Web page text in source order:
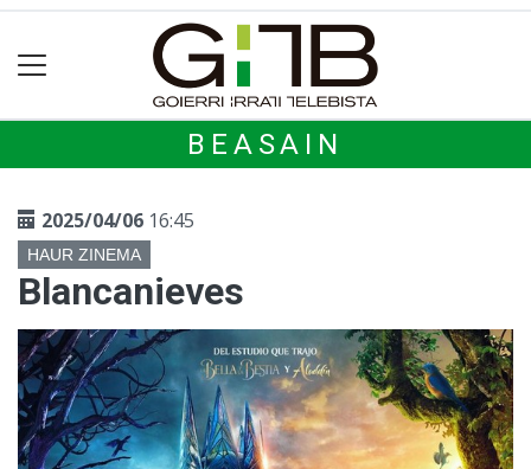
BEASAIN
2025/04/06 16:45
HAUR ZINEMA
Blancanieves